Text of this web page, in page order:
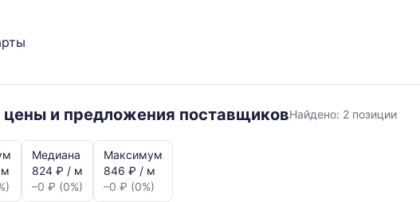
цены и предложения поставщиковцвет
Найдено: 2 позиции
Медиана
824 ₽ / м
–0 ₽ (0%)
Максимум
846 ₽ / м
–0 ₽ (0%)